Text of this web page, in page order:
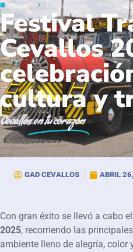
Inicio Destacados
Festival
Cevallos
cultura y
Cevallosen tu corazón
GAD CEVALLOS ABRIL
Con gran éxito se llevó a cabo el
2025, recorriendo las
ambiente lleno de alegría, color